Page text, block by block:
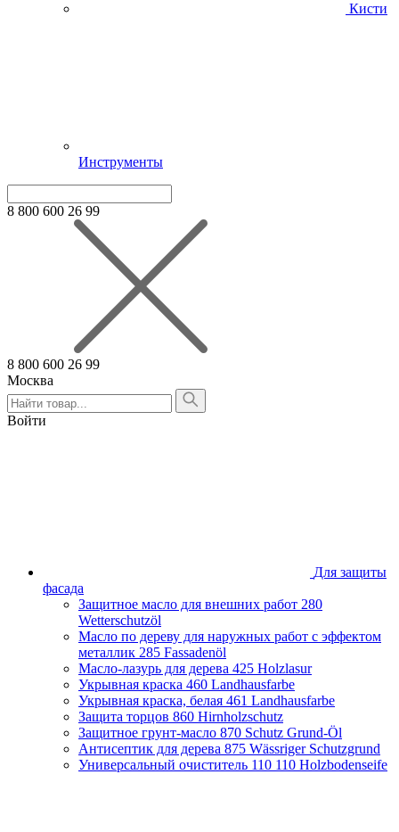
Кисти
Инструменты
8 800 600 26 99
8 800 600 26 99
Москва
Алтайский край
Армения
Белгородская область
Калининградская область
Калужская область
Кировская область
Краснодарский край
Красноярский край
Липецкая область
Москва и Московская область
Нижегородская область
Новосибирская область
Оренбургская область
Пензенская облась
Пермский край
Приморский край
Войти
Для защиты
фасада
Защитное масло для внешних работ 280
Wetterschutzöl
Масло по дереву для наружных работ с эффектом
металлик 285 Fassadenöl
Масло-лазурь для дерева 425 Holzlasur
Укрывная краска 460 Landhausfarbe
Укрывная краска, белая 461 Landhausfarbe
Защита торцов 860 Hirnholzschutz
Защитное грунт-масло 870 Schutz Grund-Öl
Антисептик для дерева 875 Wässriger Schutzgrund
Универсальный очиститель 110 110 Holzbodenseife